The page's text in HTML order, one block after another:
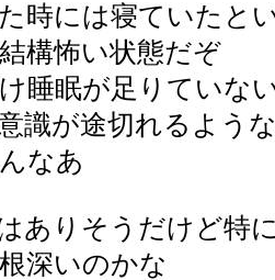
時には寝ていたと
構怖い状態だぞ
睡眠が足りていな
識が途切れるよう
なあ
ありそうだけど特
深いのかな